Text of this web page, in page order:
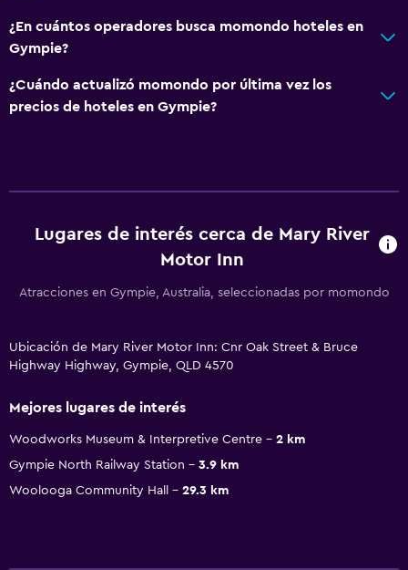
¿En cuántos operadores busca momondo hoteles en
Gympie?
¿Cuándo actualizó momondo por última vez los
precios de hoteles en Gympie?
Lugares de interés cerca de Mary River
Motor Inn
Atracciones en Gympie, Australia, seleccionadas por momondo
Ubicación de Mary River Motor Inn: Cnr Oak Street & Bruce
Highway Highway, Gympie, QLD 4570
Mejores lugares de interés
Woodworks Museum & Interpretive Centre
2 km
Gympie North Railway Station
3.9 km
Woolooga Community Hall
29.3 km